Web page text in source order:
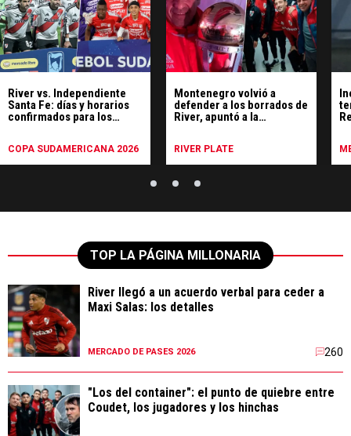
River vs. Independiente
Santa Fe: días y horarios
confirmados para los
COPA SUDAMERICANA 2026
Montenegro volvió a
defender a los borrados de
River, apuntó a la
"Está muy dolido"
RIVER PLATE
TOP LA PÁGINA MILLONARIA
River llegó a un acuerdo verbal para ceder a
Maxi Salas: los detalles
MERCADO DE PASES 2026 260
"Los del container": el punto de quiebre entre
Coudet, los jugadores y los hinchas